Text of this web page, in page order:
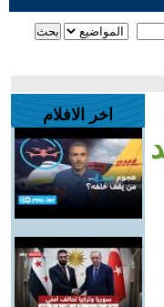
اخر الافلام